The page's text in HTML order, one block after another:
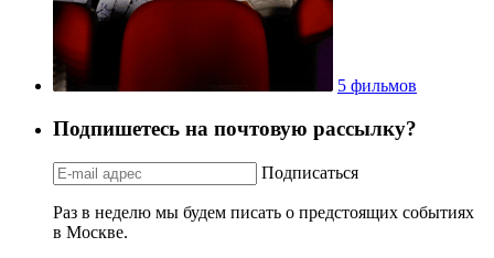
5 фильмов
Подпишетесь на почтовую рассылку?
Подписаться
Раз в неделю мы будем писать о предстоящих событиях
в Москве.